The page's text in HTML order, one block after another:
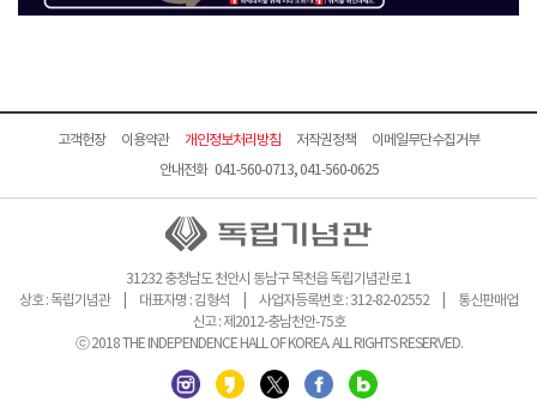
고객헌장 이용약관 개인정보처리방침 저작권정책
이메일무단수집거부
안내전화 041-560-0713, 041-560-0625
31232 충청남도 천안시 동남구 목천읍 독립기념관로 1
상호 : 독립기념관 | 대표자명 : 김형석 | 사업자등록번호 : 312-82-02552 | 통신판매업
신고 : 제2012-충남천안-75호
ⓒ 2018 THE INDEPENDENCE HALL OF KOREA. ALL RIGHTS RESERVED.